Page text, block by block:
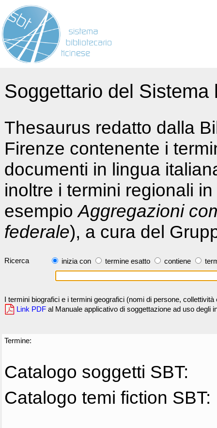
Soggettario del
Thesaurus redatto dalla
Firenze contenente i
documenti in lingua
inoltre i termini regionali
esempioAggregazioni
federale), a cura del
Ricerca inizia con termine esatto contiene
I termini biografici e i termini geografici (nomi di persone,
Link PDF al Manuale applicativo di soggettazione ad uso degli
Termine:
Catalogo soggetti SBT:
Catalogo temi fiction SBT: